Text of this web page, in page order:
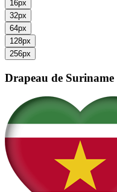
16px
32px
64px
128px
256px
Drapeau de Suriname